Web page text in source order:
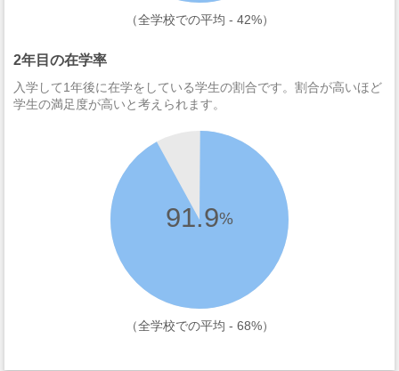
（全学校での平均 - 42%）
2年目の在学率
入学して1年後に在学をしている学生の割合です。割合が高いほど
学生の満足度が高いと考えられます。
91.9%
（全学校での平均 - 68%）